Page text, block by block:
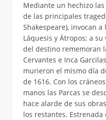
Mediante un hechizo
de las principales
Shakespeare), invocan a
Láquesis y Átropos; a
del destino rememoran
Cervantes e Inca
murieron el mismo día
de 1616. Con los
manos las Parcas se
hace alarde de sus
los restantes.